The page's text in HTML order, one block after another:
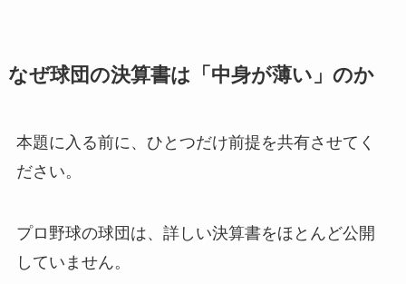
なぜ球団の決算書は「中身が薄い」のか
本題に入る前に、ひとつだけ前提を共有させてく
ださい。
プロ野球の球団は、詳しい決算書をほとんど公開
していません。